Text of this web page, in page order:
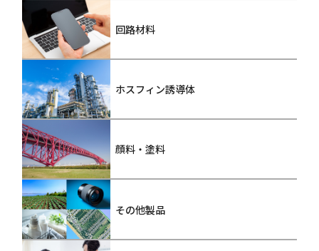
回路材料
ホスフィン誘導体
顔料・塗料
その他製品